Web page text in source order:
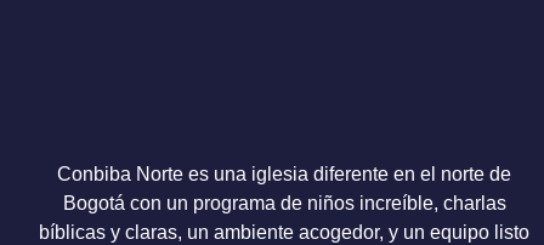
Conbiba Norte es una iglesia diferente en el norte de
Bogotá con un programa de niños increíble, charlas
bíblicas y claras, un ambiente acogedor, y un equipo listo